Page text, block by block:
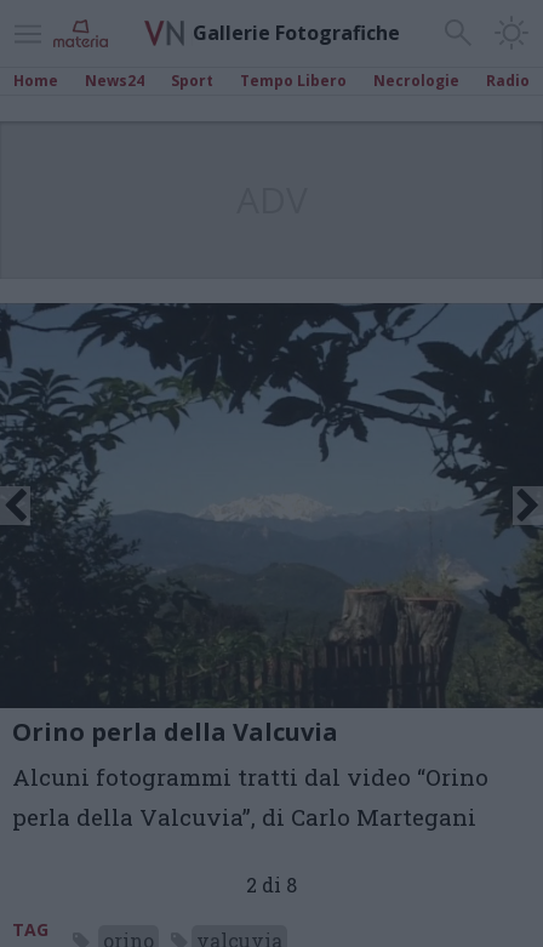
Gallerie Fotografiche
Home News24 Sport Tempo Libero Necrologie Radio
Orino perla della Valcuvia
Alcuni fotogrammi tratti dal video “Orino
perla della Valcuvia”, di Carlo Martegani
2 di 8
TAG orino
valcuvia